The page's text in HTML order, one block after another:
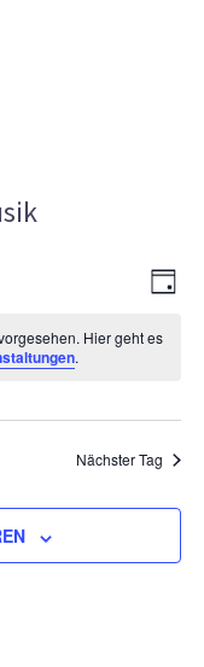
TAG
Hier geht es
.
Nächster Tag